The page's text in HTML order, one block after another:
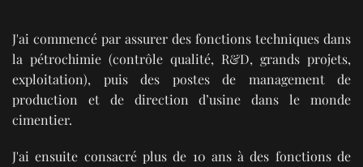
J'ai commencé par assurer des fonctions techniques dans
la pétrochimie (contrôle qualité, R&D, grands projets,
exploitation), puis des postes de management de
production et de direction d’usine dans le monde
cimentier.
J'ai ensuite consacré plus de 10 ans à des fonctions de